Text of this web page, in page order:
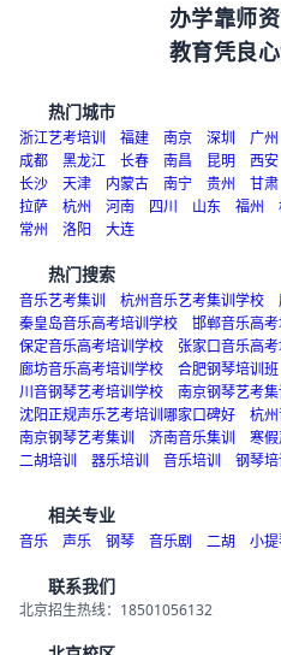
办学靠师
热门城市
浙江艺考培训 福建 南京 深圳 广州
成都
黑龙江 长春 南昌 昆明 西安
长沙
天津 内蒙古 南宁 贵州 甘肃
拉萨
杭州 河南
洛阳 大连
热门搜索
音乐艺考集训 杭州音乐艺考集训学校
秦皇岛音乐高考培训学校
邯郸音乐高
保定音乐高考培训学校
张家口音乐高
廊坊音乐高考培训学校
合肥钢琴培训班
川音钢琴艺考培训学校
南京钢琴艺考集
沈阳正规声乐艺考培训哪家口碑好
杭
南京钢琴艺考集训
济南音乐集训 寒
相关专业
声乐 钢琴
联系我们
北京招生热线：18501056132